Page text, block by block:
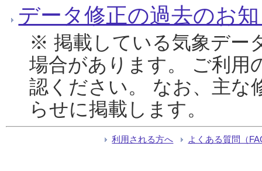
データ修正の過去のお
※ 掲載している気象デー
場合があります。 ご利用
認ください。 なお、主な
らせに掲載します。
利用される方へ よくある質問（